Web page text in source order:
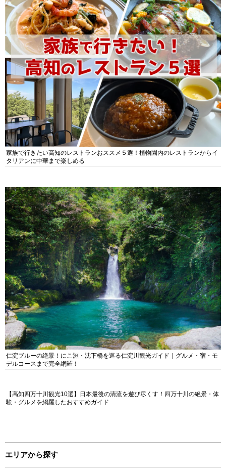
家族で行きたい高知のレストランおススメ５選！植物園内のレストランからイ
タリアンに中華まで楽しめる
仁淀ブルーの絶景！にこ淵・沈下橋を巡る仁淀川観光ガイド｜グルメ・宿・モ
デルコースまで完全網羅！
【高知四万十川観光10選】日本最後の清流を遊び尽くす！四万十川の絶景・体
験・グルメを網羅したおすすめガイド
エリアから探す